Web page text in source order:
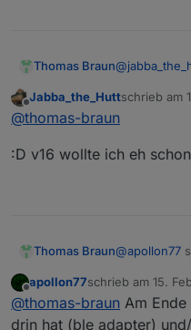
Thomas Braun@
Eins mit 'ner
Offline
Jabba_the_Huttschrieb am
zuletzt
@thomas-braun
:D v16 wollte ich eh
Thomas Braun@apollon77
(na, mag
upgraden
Offline
apollon77schrieb am 15.
zuletzt editiert von
@thomas-braun Am
drin hat (ble adapter)